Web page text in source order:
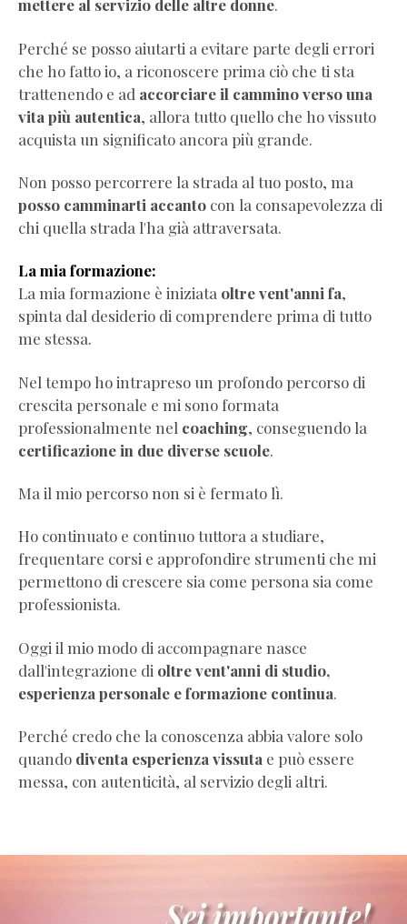
mettere al servizio delle altre donne.
Perché se posso aiutarti a evitare parte degli errori
che ho fatto io, a riconoscere prima ciò che ti sta
trattenendo e ad accorciare il cammino verso una
vita più autentica, allora tutto quello che ho vissuto
acquista un significato ancora più grande.
Non posso percorrere la strada al tuo posto, ma
posso camminarti accanto con la consapevolezza di
chi quella strada l'ha già attraversata.
La mia formazione:
La mia formazione è iniziata oltre vent'anni fa,
spinta dal desiderio di comprendere prima di tutto
me stessa.
Nel tempo ho intrapreso un profondo percorso di
crescita personale e mi sono formata
professionalmente nel coaching, conseguendo la
certificazione in due diverse scuole.
Ma il mio percorso non si è fermato lì.
Ho continuato e continuo tuttora a studiare,
frequentare corsi e approfondire strumenti che mi
permettono di crescere sia come persona sia come
professionista.
Oggi il mio modo di accompagnare nasce
dall'integrazione di oltre vent'anni di studio,
esperienza personale e formazione continua.
Perché credo che la conoscenza abbia valore solo
quando diventa esperienza vissuta e può essere
messa, con autenticità, al servizio degli altri.